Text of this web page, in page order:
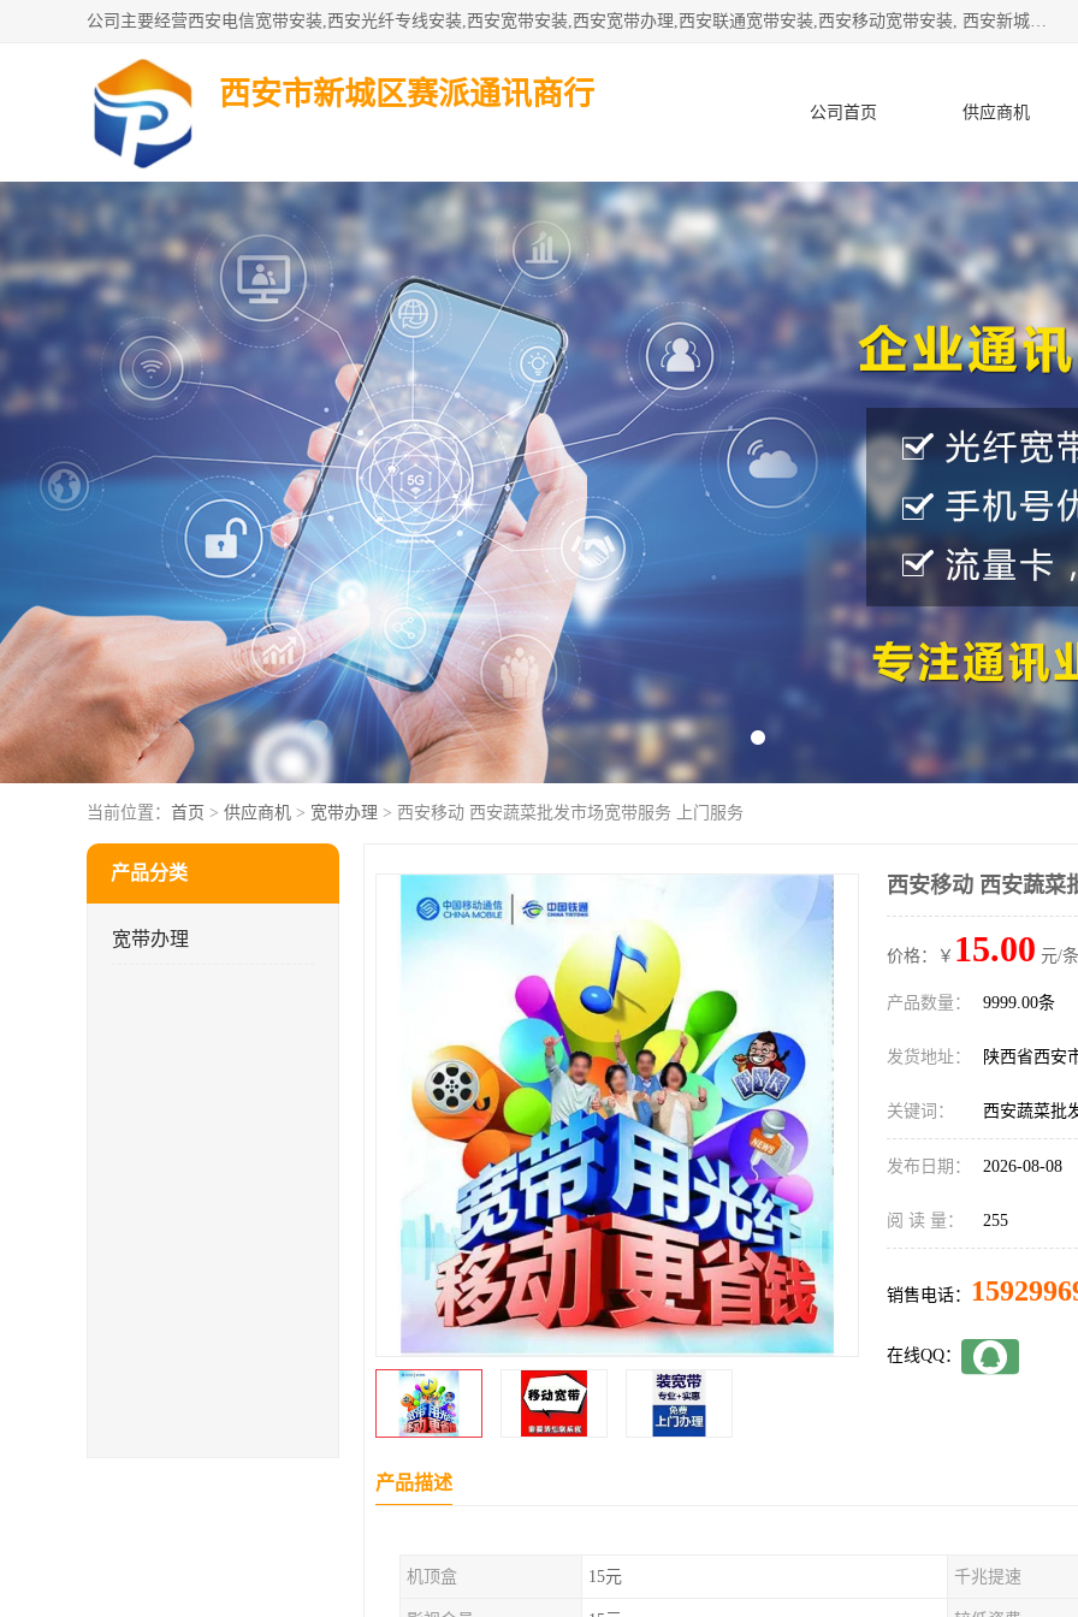
公司主要经营西安电信宽带安装,西安光纤专线安装,西安宽带安装,西安宽带办理,西安联通宽带安装,西安移动宽带安装, 西安新城赛派通讯商行从事西安地区的联通，移动，电信宽带安装，光纤专线安装，宽带办理等业务
西安市新城区赛派通讯商行
公司首页 供应商机
产品知识 客户案例
当前位置： 首页 > 供应商机 > 宽带办理 > 西安移动 西安蔬菜批发市场宽带服务 上门服务
产品分类
宽带办理
西安移动 西安蔬菜
价格：￥ 15.00 元/
产品数量： 9999.00条
发货地址： 陕西省西安
关键词： 西安蔬菜批
发布日期： 2026-08-08
阅 读 量： 255
销售电话：
在线QQ：
产品描述
机顶盒 15元 千兆提速